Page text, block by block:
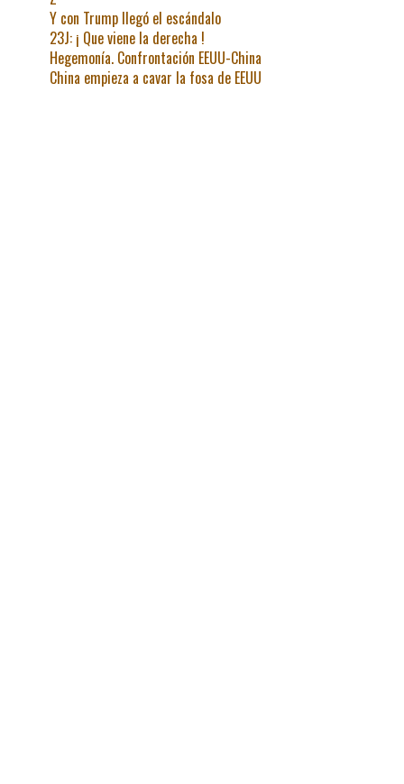
Y con Trump llegó el escándalo
23J: ¡ Que viene la derecha !
Hegemonía. Confrontación EEUU-China
China empieza a cavar la fosa de EEUU